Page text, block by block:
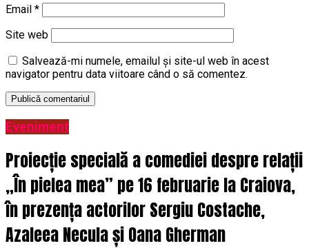
Email *
Site web
Salvează-mi numele, emailul și site-ul web în acest
navigator pentru data viitoare când o să comentez.
Eveniment
Proiecție specială a comediei despre relații
„În pielea mea” pe 16 februarie la Craiova,
în prezența actorilor Sergiu Costache,
Azaleea Necula și Oana Gherman